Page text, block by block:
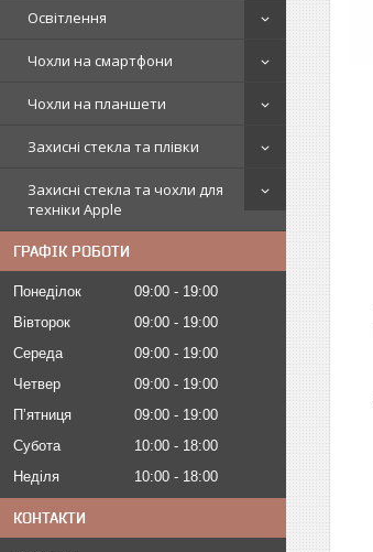
Освітлення
Чохли на смартфони
Чохли на планшети
Захисні стекла та плівки
Захисні стекла та чохли для
техніки Apple
ГРАФІК РОБОТИ
Понеділок 09:00
19:00
Вівторок
09:00
19:00
Середа
09:00
19:00
Четвер
09:00
19:00
Пʼятниця
09:00
19:00
Субота
10:00
18:00
Неділя
10:00 18:00
КОНТАКТИ